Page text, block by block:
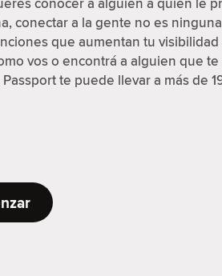
conectar a la gente no es
que aumentan tu visibilidad
vos o encontrá a alguien que
te puede llevar a más de